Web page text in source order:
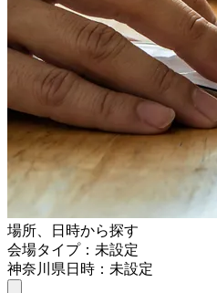
場所、日時から探す
会場タイプ：未設定
神奈川県日時：未設定